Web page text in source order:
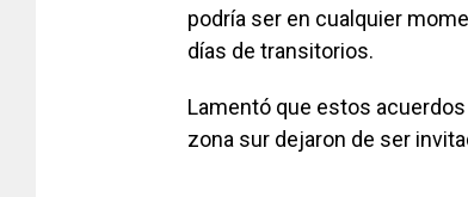
podría ser en cualquier
días de transitorios.
Lamentó que estos acuerdos
zona sur dejaron de ser